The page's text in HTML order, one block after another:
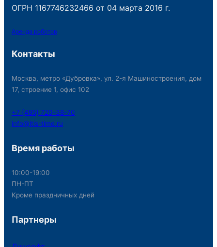
ОГРН 1167746232466 от 04 марта 2016 г.
Аренда роботов
Контакты
Москва, метро «Дубровка», ул. 2-я Машиностроения, дом
17, строение 1, офис 102
+7 (495) 720-38-70
info@itis-time.ru
Время работы
10:00-19:00
ПН-ПТ
Кроме праздничных дней
Партнеры